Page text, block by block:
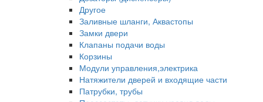
Другое
Заливные шланги, Аквастопы
Замки двери
Клапаны подачи воды
Корзины
Модули управления,электрика
Натяжители дверей и входящие части
Патрубки, трубы